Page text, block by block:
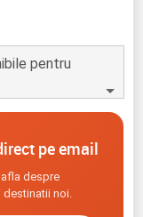
pentru
pe email
despre
noi.